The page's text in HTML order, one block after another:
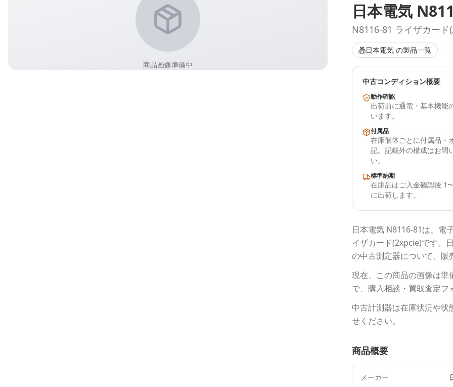
商品画像準備中
日本電気
N8116-81 ライザカード
日本電気 の製品一覧
中古コンディション概要
動作確認
出荷前に通電・基本機能
います。
付属品
在庫個体ごとに付属品・
記。記載外の構成はお問
い。
標準納期
在庫品はご入金確認後 1
に出荷します。
日本電気 N8116-81は、電
イザカード(2xpcie)です。
の中古測定器について、
現在、この商品の画像は
で、購入相談・買取査定
中古計測器は在庫状況や
せください。
商品概要
メーカー